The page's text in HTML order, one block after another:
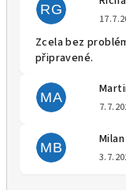
RG
Zcela bez
připravené.
MA
MB